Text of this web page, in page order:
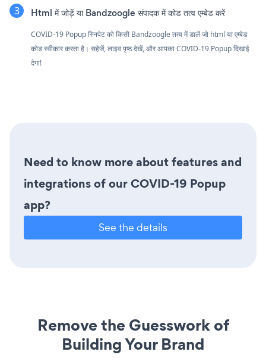
Html में जोड़ें या Bandzoogle संपादक में कोड तत्व एम्बेड करें
COVID-19 Popup स्निपेट को किसी Bandzoogle तत्व में डालें जो html या एम्बेड
कोड स्वीकार करता है। सहेजें, लाइव पृष्ठ देखें, और आपका COVID-19 Popup दिखाई
देगा!
Need to know more about features and
integrations of our COVID-19 Popup
app?
See the details
Remove the Guesswork of
Building Your Brand